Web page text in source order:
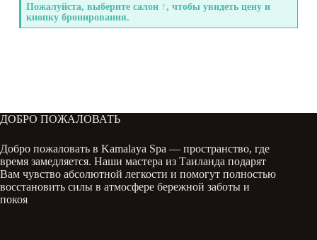
Пожалуйста, выберите салон ↑, чтобы увидеть цену и
кнопку бронирования.
ДОБРО ПОЖАЛОВАТЬ
Добро пожаловать в Kamalaya Spa — пространство, где
время замедляется. Наши мастера из Таиланда подарят
Вам чувство абсолютной легкости и помогут полностью
восстановить силы в атмосфере бережной заботы и
покоя